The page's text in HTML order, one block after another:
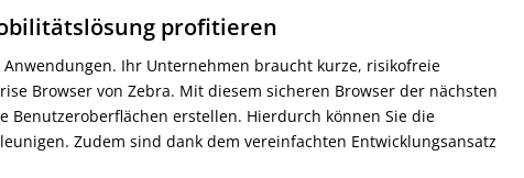
profitieren
Ihr Unternehmen braucht kurze, risikofreie
Browser von Zebra. Mit diesem sicheren Browser der nächsten
Benutzeroberflächen erstellen. Hierdurch können Sie die
Zudem sind dank dem vereinfachten Entwicklungsansatz